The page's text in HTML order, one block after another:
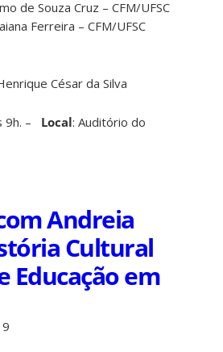
de Souza Cruz – CFM/UFSC
Ferreira – CFM/UFSC
César da Silva
9h. – Local: Auditório do
Andreia
Cultural
Educação em